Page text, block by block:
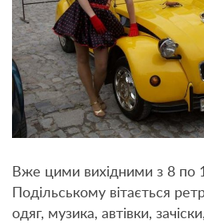
Вже цими вихідними з 8 по
Подільському вітається
одяг, музика, автівки,